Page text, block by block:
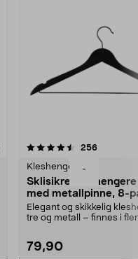
-
256
Kleshengere
Sklisikre
med metallpinne, 8-
Elegant og skikkelig
tre og metall – finnes i
79,90
4.5av 5 stjerner